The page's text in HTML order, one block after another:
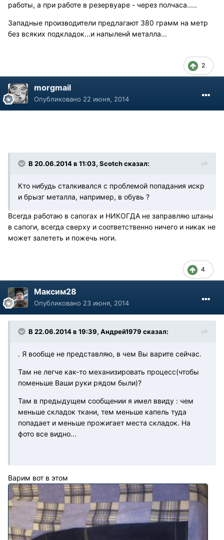
работы, а при работе в резервуаре - через полчаса.....
Западные производители предлагают 380 грамм на метр
без всяких подкладок...и напыленй металла...
2
morgmail
Опубликовано 22 июня, 2014
В 20.06.2014 в 11:03, Scotch сказал:
Кто нибудь сталкивался с проблемой попадания искр
и брызг металла, например, в обувь ?
Всегда работаю в сапогах и НИКОГДА не заправляю штаны
в сапоги, всегда сверху и соответственно ничего и никак не
может залететь и пожечь ноги.
4
Максим28
Опубликовано 23 июня, 2014
В 22.06.2014 в 19:39, Андрей1979 сказал:
. Я вообще не представляю, в чем Вы варите сейчас.
Там не легче как-то механизировать процесс(чтобы
поменьше Ваши руки рядом были)?
Там в предыдущем сообщении я имел ввиду : чем
меньше складок ткани, тем меньше капель туда
попадает и меньше прожигает места складок. На
фото все видно...
Варим вот в этом